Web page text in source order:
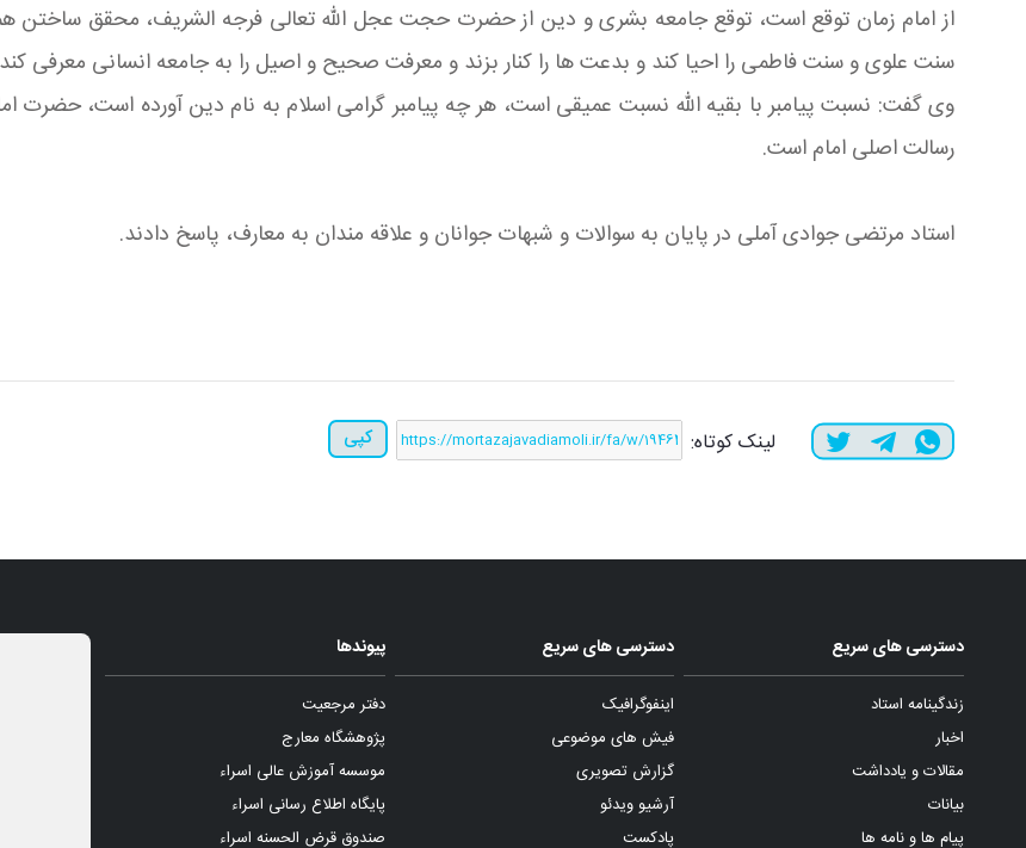
از امام زمان توقع است، توقع جامعه بشری و دین از حضرت حجت عجل الله تعالی فرجه الشریف، محقق ساختن
سنت علوی و سنت فاطمی را احیا کند و بدعت ها را کنار بزند و معرفت صحیح و اصیل را به جامعه انسانی معرفی
وی گفت: نسبت پیامبر با بقیه الله نسبت عمیقی است، هر چه پیامبر گرامی اسلام به نام دین آورده است، حضرت
رسالت اصلی امام است.
استاد مرتضی جوادی آملی در پایان به سوالات و شبهات جوانان و علاقه مندان به معارف، پاسخ دادند.
لینک کوتاه: کپی
دسترسی های سریع
زندگینامه استاد
اخبار
مقالات و یادداشت
بیانات
پیام ها و نامه ها
دسترسی های سریع
اینفوگرافیک
فیش های موضوعی
گزارش تصویری
آرشیو ویدئو
پادکست
پیوندها
دفتر مرجعیت
پژوهشگاه معارج
موسسه آموزش عالی اسراء
پایگاه اطلاع رسانی اسراء
صندوق قرض الحسنه اسراء